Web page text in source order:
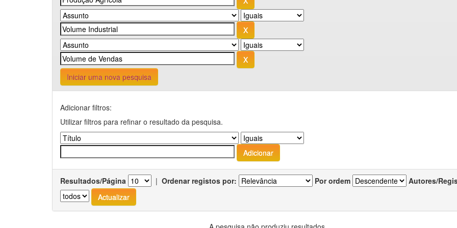
Iniciar uma nova pesquisa
Adicionar filtros:
Utilizar filtros para refinar o resultado da pesquisa.
Resultados/Página | Ordenar registos por: Por ordem Autores/